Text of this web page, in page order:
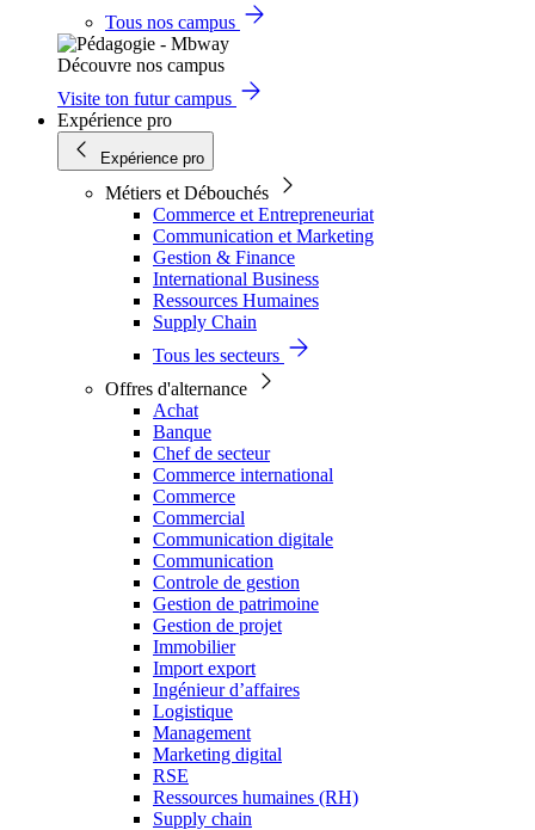
Tous nos campus
Découvre nos campus
Visite ton futur campus
Expérience pro
Expérience pro
Métiers et Débouchés
Commerce et Entrepreneuriat
Communication et Marketing
Gestion & Finance
International Business
Ressources Humaines
Supply Chain
Tous les secteurs
Offres d'alternance
Achat
Banque
Chef de secteur
Commerce international
Commerce
Commercial
Communication digitale
Communication
Controle de gestion
Gestion de patrimoine
Gestion de projet
Immobilier
Import export
Ingénieur d’affaires
Logistique
Management
Marketing digital
RSE
Ressources humaines (RH)
Supply chain